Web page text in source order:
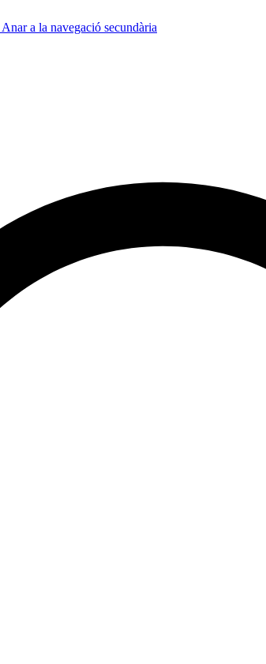
Anar a la navegació secundària